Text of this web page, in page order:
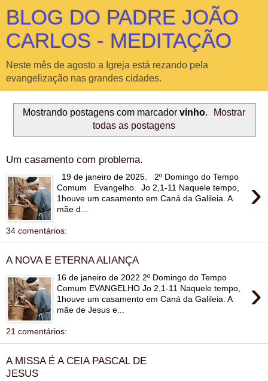
BLOG DO PADRE JOÃO
CARLOS - MEDITAÇÃO
Neste mês de agosto a Igreja está rezando pela
evangelização nas grandes cidades.
Mostrando postagens com marcador vinho.
Mostrar
todas as postagens
Um casamento com problema.
›
19 de janeiro de 2025. 2º Domingo do Tempo
Comum Evangelho. Jo 2,1-11 Naquele tempo,
1houve um casamento em Caná da Galileia. A
mãe d...
34 comentários:
A NOVA E ETERNA ALIANÇA
›
16 de janeiro de 2022 2º Domingo do Tempo
Comum EVANGELHO Jo 2,1-11 Naquele tempo,
1houve um casamento em Caná da Galileia. A
mãe de Jesus e...
21 comentários:
A MISSA É A CEIA PASCAL DE
JESUS